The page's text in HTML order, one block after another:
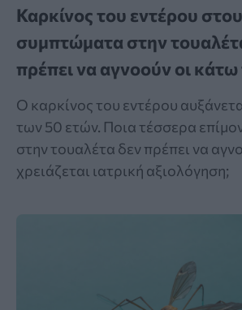
Καρκίνος του εντέρου
συμπτώματα στην
πρέπει να αγνοούν οι
Ο καρκίνος του εντέρου
των 50 ετών. Ποια τέσσερα
στην τουαλέτα δεν πρέπει να
χρειάζεται ιατρική αξιολόγηση;